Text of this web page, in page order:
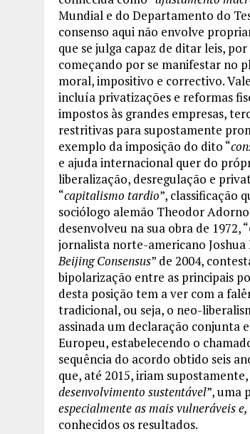
Mundial e do Departamento do
consenso aqui não envolve
que se julga capaz de ditar leis,
começando por se manifestar no
moral, impositivo e correctivo.
incluía privatizações e reformas
impostos às grandes empresas,
restritivas para supostamente
exemplo da imposição do dito “
e ajuda internacional quer do
liberalização, desregulação e
“capitalismo tardio”, classificação
sociólogo alemão Theodor
desenvolveu na sua obra de 1972, “
jornalista norte-americano Joshua
Beijing Consensus” de 2004,
bipolarização entre as principais
desta posição tem a ver com a
tradicional, ou seja, o neo-
assinada um declaração conjunta
Europeu, estabelecendo o
sequência do acordo obtido seis
que, até 2015, iriam
desenvolvimento sustentável”, uma
especialmente as mais vulneráveis
conhecidos os resultados.